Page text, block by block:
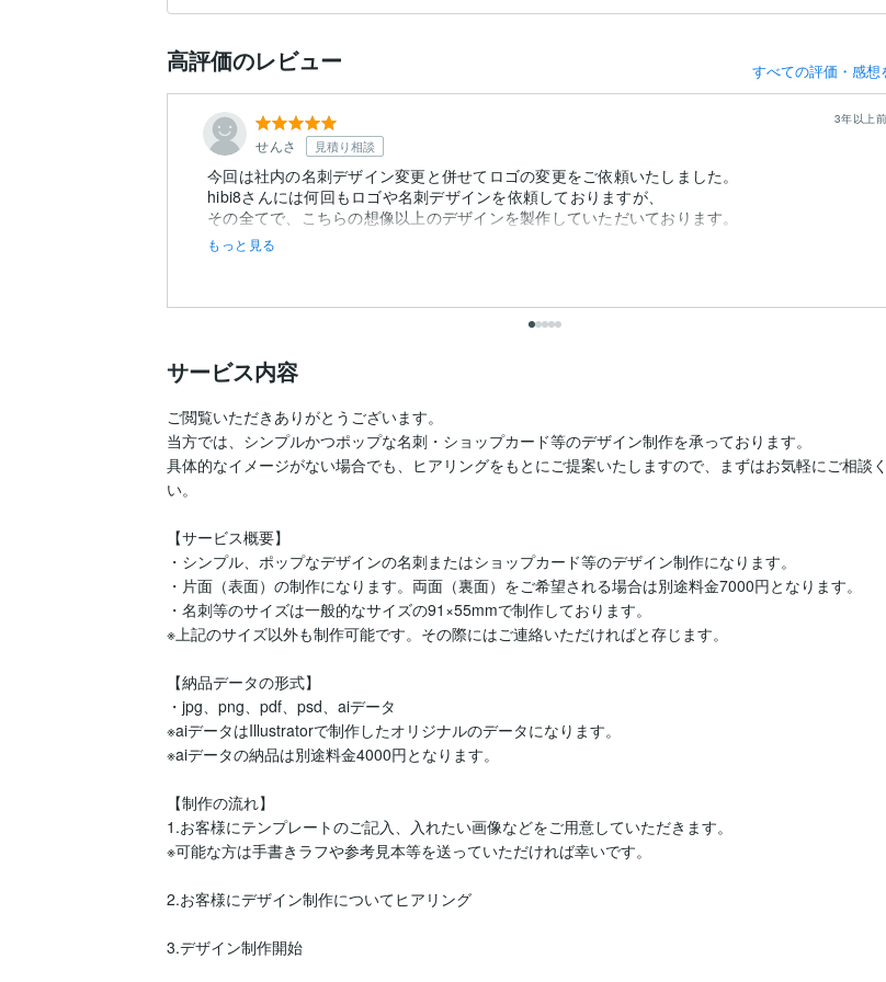
高評価のレビュー すべての評価・感想
せんさ 見積り相談
3年以上前
今回は社内の名刺デザイン変更と併せてロゴの変更をご依頼いたしました。
hibi8さんには何回もロゴや名刺デザインを依頼しておりますが、
その全てで、こちらの想像以上のデザインを製作していただいております。
もっと見る
サービス内容
ご閲覧いただきありがとうございます。
当方では、シンプルかつポップな名刺・ショップカード等のデザイン制作を承っております。
具体的なイメージがない場合でも、ヒアリングをもとにご提案いたしますので、まずはお気軽にご相談
い。
【サービス概要】
・シンプル、ポップなデザインの名刺またはショップカード等のデザイン制作になります。
・片面（表面）の制作になります。両面（裏面）をご希望される場合は別途料金7000円となります。
・名刺等のサイズは一般的なサイズの91×55mmで制作しております。
※上記のサイズ以外も制作可能です。その際にはご連絡いただければと存じます。
【納品データの形式】
・jpg、png、pdf、psd、aiデータ
※aiデータはIllustratorで制作したオリジナルのデータになります。
※aiデータの納品は別途料金4000円となります。
【制作の流れ】
1.お客様にテンプレートのご記入、入れたい画像などをご用意していただきます。
※可能な方は手書きラフや参考見本等を送っていただければ幸いです。
2.お客様にデザイン制作についてヒアリング
3.デザイン制作開始